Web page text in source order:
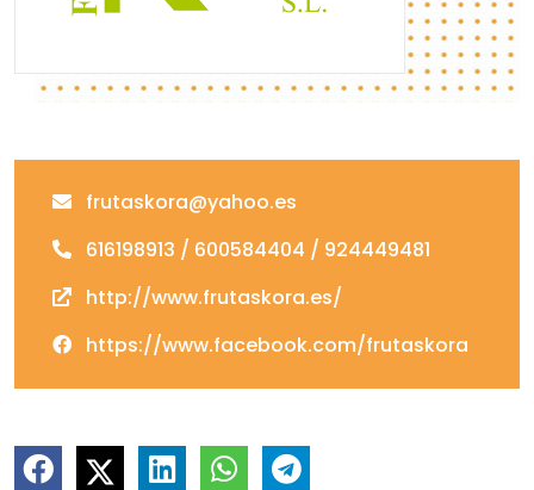
frutaskora@yahoo.es
616198913 / 600584404 / 924449481
http://www.frutaskora.es/
https://www.facebook.com/frutaskora